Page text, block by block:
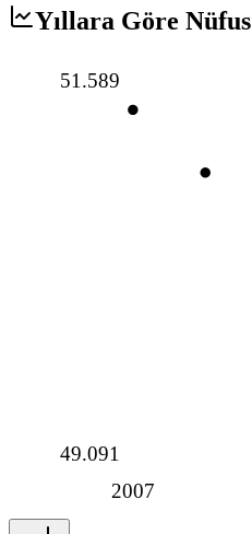
Yıllara Göre Nüfus
2007
51.589
49.091